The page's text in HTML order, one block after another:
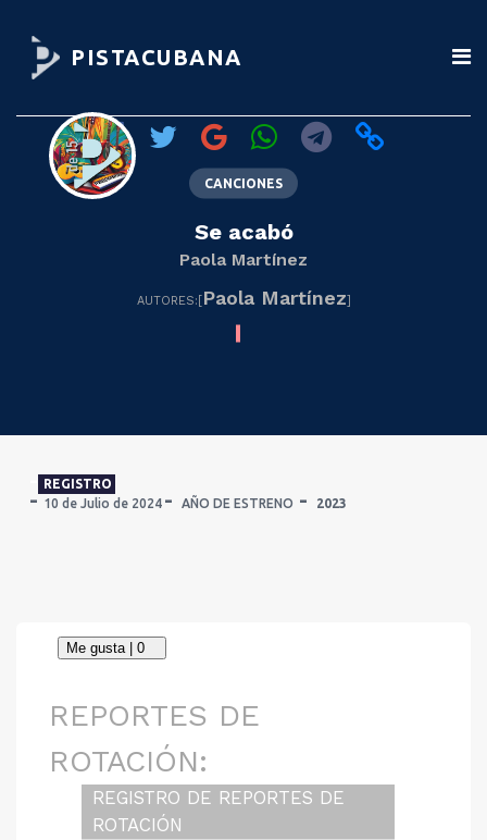
PISTACUBANA
CANCIONES
Se acabó
Paola Martínez
AUTORES:[Paola Martínez]
REGISTRO
10 de Julio de 2024
AÑO DE ESTRENO 2023
REPORTES DE
ROTACIÓN:
REGISTRO DE REPORTES DE
ROTACIÓN